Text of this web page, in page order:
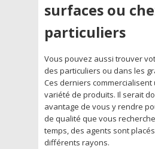
surfaces ou
particuliers
Vous pouvez aussi trouver
des particuliers ou dans les
Ces derniers
variété de produits. Il serait
avantage de vous y rendre
de qualité que vous
temps, des agents sont
différents rayons.